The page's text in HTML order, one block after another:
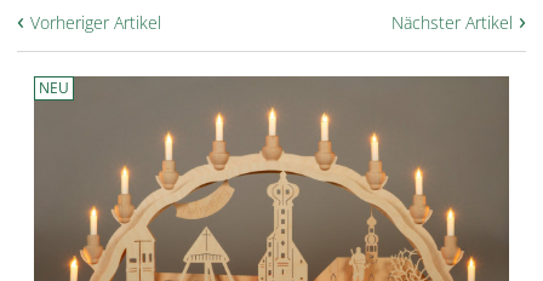
Nächster Artikel ›
‹ Vorheriger Artikel
NEU